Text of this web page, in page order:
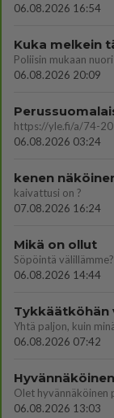
06.08.2026 16:54
Kuka melkein
06.08.2026 20:09
06.08.2026 03:24
kenen
kaivattusi on ?
07.08.2026 16:24
Mikä on ollut
Söpöintä välillämme?
06.08.2026 14:44
Tykkäätköhän
06.08.2026 07:42
Olet hyvännäköinen
06.08.2026 13:03